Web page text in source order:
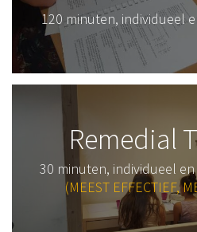
120 minuten, individueel
Remedial
30 minuten, individueel
(MEEST EFFECTIEF,